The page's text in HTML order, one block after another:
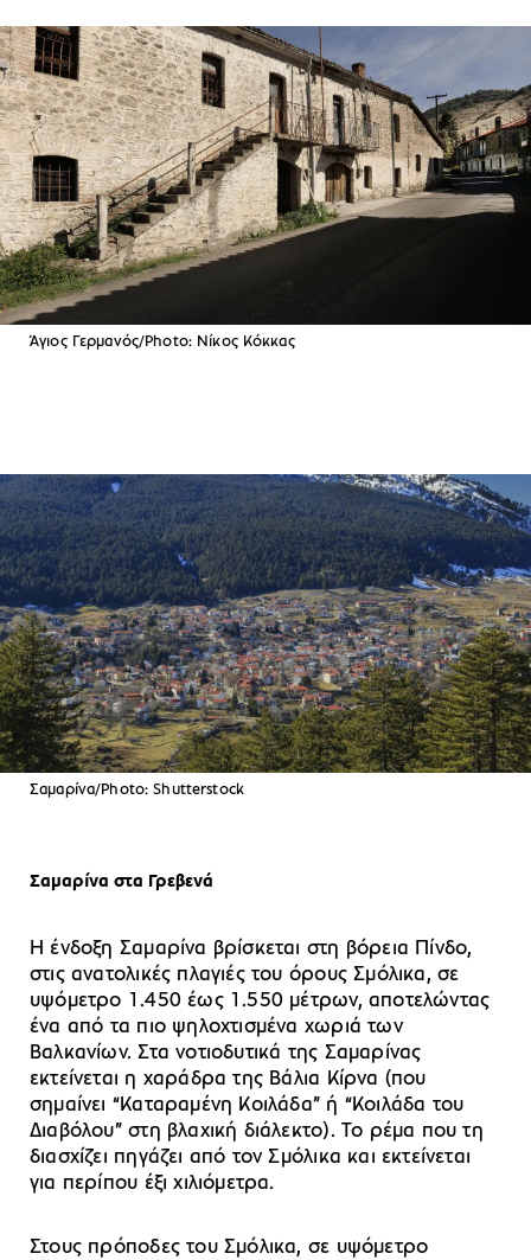
Άγιος Γερμανός/Photo: Νίκος Κόκκας
Σαμαρίνα/Photo: Shutterstock
Σαμαρίνα στα Γρεβενά
Η ένδοξη Σαμαρίνα βρίσκεται στη βόρεια Πίνδο,
στις ανατολικές πλαγιές του όρους Σμόλικα, σε
υψόμετρο 1.450 έως 1.550 μέτρων, αποτελώντας
ένα από τα πιο ψηλοχτισμένα χωριά των
Βαλκανίων. Στα νοτιοδυτικά της Σαμαρίνας
εκτείνεται η χαράδρα της Βάλια Κίρνα (που
σημαίνει “Καταραμένη Κοιλάδα” ή “Κοιλάδα του
Διαβόλου” στη βλαχική διάλεκτο). Το ρέμα που τη
διασχίζει πηγάζει από τον Σμόλικα και εκτείνεται
για περίπου έξι χιλιόμετρα.
Στους πρόποδες του Σμόλικα, σε υψόμετρο